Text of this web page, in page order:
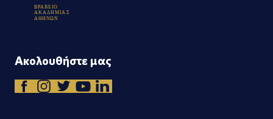
ΒΡΑΒΕΙΟ
ΑΚΑΔΗΜΙΑ Σ
Α ΘΗΝΩΝ
Ακολουθήστε μας